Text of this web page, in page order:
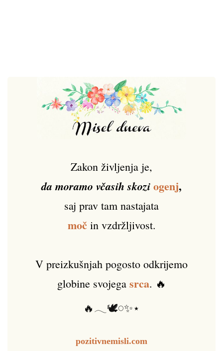
Zakon življenja je,
da moramo včasih skoziogenj,
saj prav tam nastajata
močin vzdržljivost.
V preizkušnjah pogosto odkrijemo
globine svojega srca. 🔥
🔥𓂃🕊️𓏸✨⋆
pozitivnemisli.com